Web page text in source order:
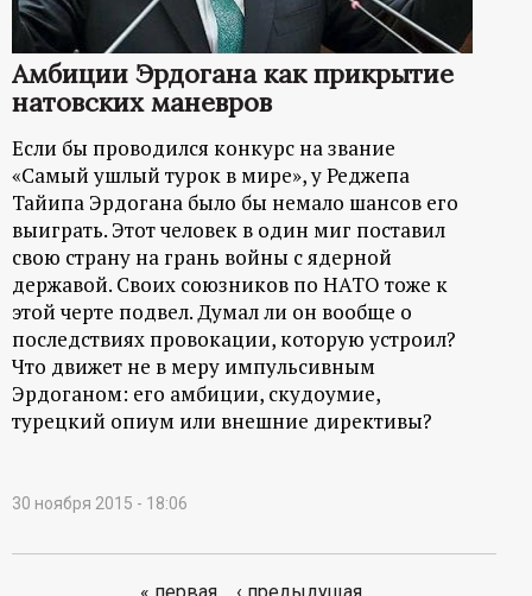
Амбиции Эрдогана как прикрытие
натовских маневров
Если бы проводился конкурс на звание
«Самый ушлый турок в мире», у Реджепа
Тайипа Эрдогана было бы немало шансов его
выиграть. Этот человек в один миг поставил
свою страну на грань войны с ядерной
державой. Своих союзников по НАТО тоже к
этой черте подвел. Думал ли он вообще о
последствиях провокации, которую устроил?
Что движет не в меру импульсивным
Эрдоганом: его амбиции, скудоумие,
турецкий опиум или внешние директивы?
30 ноября 2015 - 18:06